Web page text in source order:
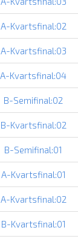
A-Kvartsfinal:02
A-Kvartsfinal:03
A-Kvartsfinal:04
B-Semifinal:02
B-Kvartsfinal:02
B-Semifinal:01
A-Kvartsfinal:01
A-Kvartsfinal:02
B-Kvartsfinal:01